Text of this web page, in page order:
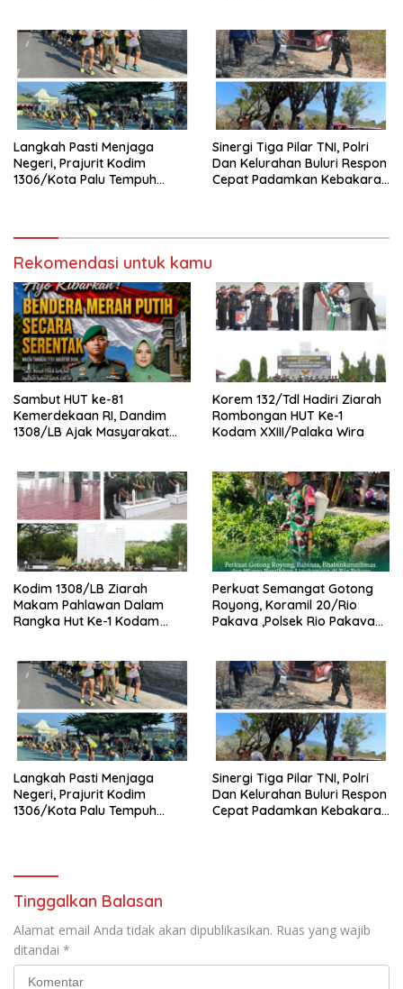
Mukti
Langkah Pasti Menjaga
Negeri, Prajurit Kodim
1306/Kota Palu Tempuh
Sinergi Tiga Pilar TNI, Polri
Dan Kelurahan Buluri Respon
Cepat Padamkan Kebakaran
Rekomendasi untuk kamu
Sambut HUT ke-81
Kemerdekaan RI, Dandim
1308/LB Ajak Masyarakat
Korem 132/Tdl Hadiri Ziarah
Rombongan HUT Ke-1
Kodam XXIII/Palaka Wira
Kodim 1308/LB Ziarah
Makam Pahlawan Dalam
Rangka Hut Ke-1 Kodam
Perkuat Semangat Gotong
Royong, Koramil 20/Rio
Pakava ,Polsek Rio Pakava
Mukti
Langkah Pasti Menjaga
Negeri, Prajurit Kodim
1306/Kota Palu Tempuh
Sinergi Tiga Pilar TNI, Polri
Dan Kelurahan Buluri Respon
Cepat Padamkan Kebakaran
Tinggalkan Balasan
Alamat email Anda tidak akan dipublikasikan. Ruas yang wajib
ditandai *